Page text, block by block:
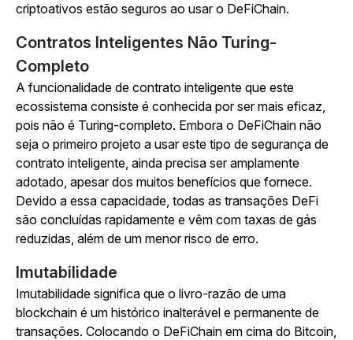
criptoativos estão seguros ao usar o DeFiChain.
Contratos Inteligentes Não Turing-
Completo
A funcionalidade de contrato inteligente que este
ecossistema consiste é conhecida por ser mais eficaz,
pois não é Turing-completo. Embora o DeFiChain não
seja o primeiro projeto a usar este tipo de segurança de
contrato inteligente, ainda precisa ser amplamente
adotado, apesar dos muitos benefícios que fornece.
Devido a essa capacidade, todas as transações DeFi
são concluídas rapidamente e vêm com taxas de gás
reduzidas, além de um menor risco de erro.
Imutabilidade
Imutabilidade significa que o livro-razão de uma
blockchain é um histórico inalterável e permanente de
transações. Colocando o DeFiChain em cima do Bitcoin,